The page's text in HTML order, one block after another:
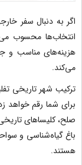
اگر به دنبال سفر
انتخاب‌ها محسوب
هزینه‌های مناسب و
می‌کند.
ترکیب شهر تاریخی
برای شما رقم خواهد
صلح، کلیساهای
باغ گیاه‌شناسی و
هستند.